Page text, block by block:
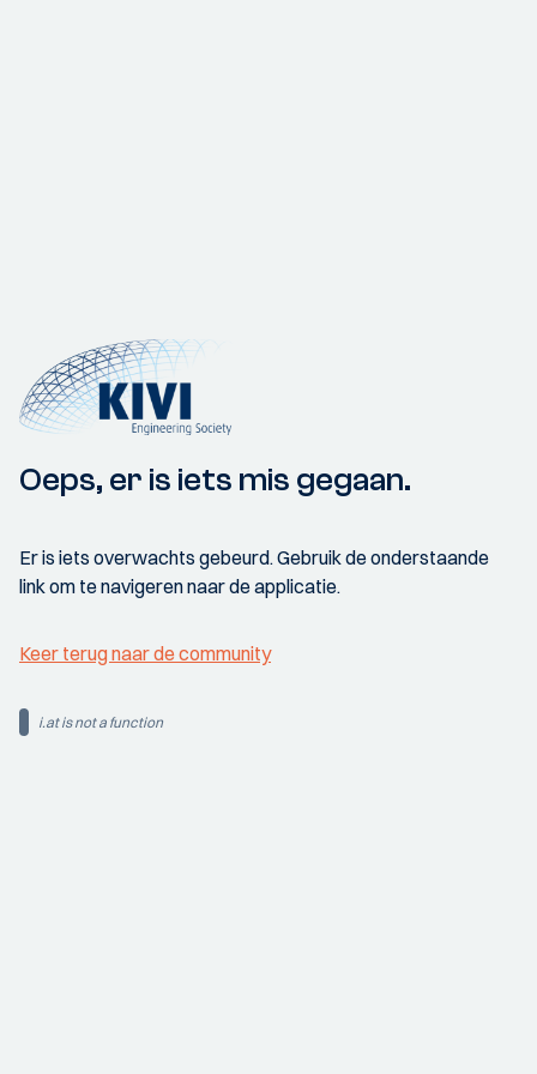
Oeps, er is iets mis gegaan.
Er is iets overwachts gebeurd. Gebruik de onderstaande
link om te navigeren naar de applicatie.
Keer terug naar de community
i.at is not a function